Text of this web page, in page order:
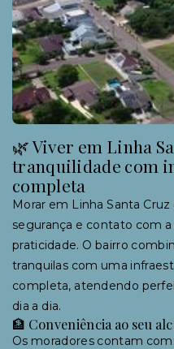
🌿 Viver em Linha
tranquilidade com
completa
Morar em Linha Santa
segurança e contato com
praticidade. O bairro
tranquilas com uma
completa, atendendo
dia a dia.
🏦 Conveniência ao seu
Os moradores contam com: